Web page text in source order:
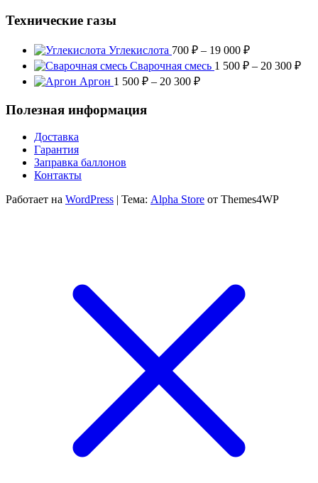
Технические газы
Углекислота 700 ₽ – 19 000 ₽Диапазон
цен:
Сварочная смесь 1 500 ₽ – 20 300 ₽
Аргон 1 500 ₽ – 20 300 ₽Диапазон
Полезная информация
Доставка
Гарантия
Заправка баллонов
Контакты
Работает на WordPress | Тема: Alpha Store от Themes4WP